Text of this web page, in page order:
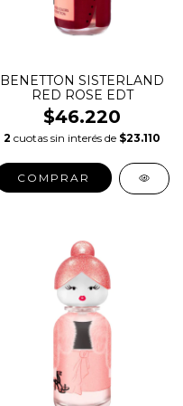
BENETTON SISTERLAND
RED ROSE EDT
$46.220
2 cuotas sin interés de $23.110
COMPRAR